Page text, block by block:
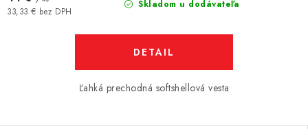
Skladom u dodávateľa
33,33 € bez DPH
DETAIL
Ľahká prechodná softshellová vesta